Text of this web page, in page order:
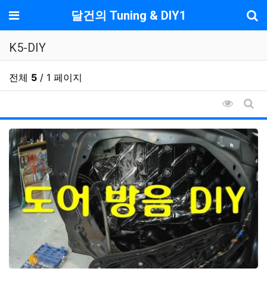
메뉴 달건의 Tuning & DIY1
K5-DIY
전체 5 / 1 페이지
조회순
게